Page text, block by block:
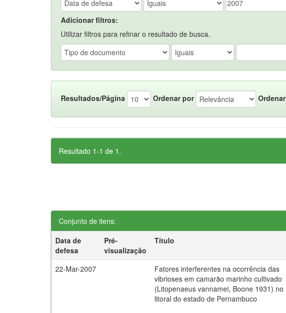
Adicionar filtros:
Utilizar filtros para refinar o resultado de busca.
Resultados/Página Ordenar por Ordenar
Resultado 1-1 de 1.
Conjunto de itens:
Data de
defesa
Pré-
visualização
Título
22-Mar-2007
Fatores interferentes na ocorrência das
vibrioses em camarão marinho cultivado
(Litopenaeus vannamei, Boone 1931) no
litoral do estado de Pernambuco